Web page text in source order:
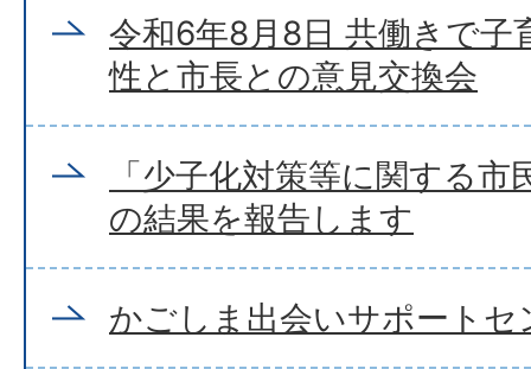
令和6年8月8日 共働きで子
性と市長との意見交換会
「少子化対策等に関する
の結果を報告します
かごしま出会いサポートセ